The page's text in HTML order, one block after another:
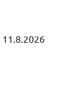
11.8.2026